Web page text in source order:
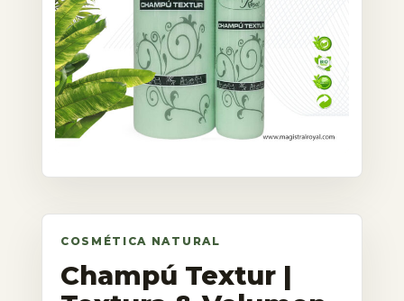
Champú Textur |